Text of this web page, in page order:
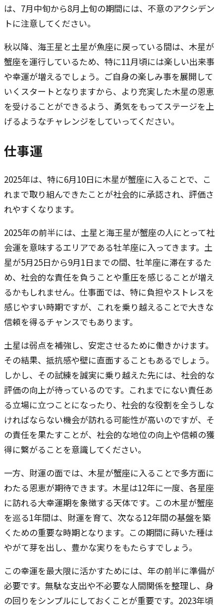
は、7月中旬から8月上旬の期間には、不意のアクシデン
トに注意してください。
秋以降、海王星と土星が魚座に戻っている間は、木星が
蟹座を運行しているため、特に11月頃には楽しい出来事
や幸運が増えるでしょう。ご自身の楽しみ事を展開して
いくスタートとなりますから、より充実した木星の恩恵
を受けることができるよう、勇気をもってステージを上
げるようなチャレンジをしていってください。
仕事運
2025年は、特に6月10日に木星が蟹座に入ることで、こ
れまで取り組んできたことが社会的に承認され、評価さ
れやすくなります。
2025年の前半には、土星と海王星が蟹座の人にとって社
会運を意味するエリアである牡羊座に入ってきます。土
星が5月25日から9月1日までの間、牡羊座に滞在するた
め、社会的な責任を負うことや重圧を感じることが増え
るかもしれません。仕事面では、特に負担やストレスを
感じやすい時期ですが、これを乗り越えることで大きな
信頼を得るチャンスでもあります。
土星は弱点を補強し、安定させるために働きかけます。
その結果、抵抗感や壁に直面することもあるでしょう。
しかし、その試練を誠実に乗り越えた先には、社会的な
評価の向上が待っているのです。これまでにない責任あ
る立場に立つことになったり、社会的な役割を全うしな
ければならない機会が訪れる可能性が高いのですが、そ
の責任を果たすことが、社会的な地位の向上や信頼の獲
得に繋がることを意識してください。
一方、財運の面では、木星が蟹座に入ることで多方面に
わたる恩恵が期待できます。木星は12年に一度、各星座
に訪れる大幸運期を象徴する天体です。この木星が蟹座
を巡る1年間は、財運を育て、次なる12年間の基盤を築
くための重要な時期となります。この期間に蒔いた種は
やがて芽を出し、豊かな実りをもたらすでしょう。
この幸運を最大限に活かすためには、年の前半に準備が
必要です。無駄な支出や不必要な人間関係を整理し、身
の回りをシンプルにしておくことが重要です。2023年頃